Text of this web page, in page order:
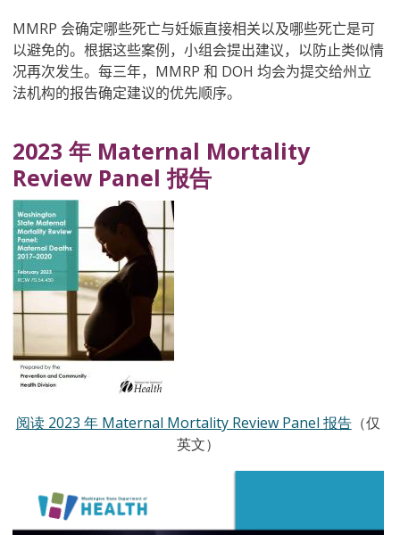
MMRP 会确定哪些死亡与妊娠直接相关以及哪些死亡是可
以避免的。根据这些案例，小组会提出建议，以防止类似情
况再次发生。每三年，MMRP 和 DOH 均会为提交给州立
法机构的报告确定建议的优先顺序。
2023 年 Maternal Mortality
Review Panel 报告
阅读 2023 年 Maternal Mortality Review Panel 报告（仅
英文）